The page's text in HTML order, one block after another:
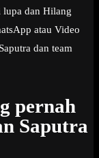
lupa dan Hilang
atau Video
dan team
pernah
Saputra